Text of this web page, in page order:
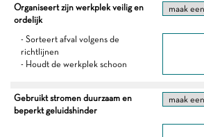
Organiseert zijn werkplek veilig en
ordelijk
- Sorteert afval volgens de
richtlijnen
- Houdt de werkplek schoon
Gebruikt stromen duurzaam en
beperkt geluidshinder